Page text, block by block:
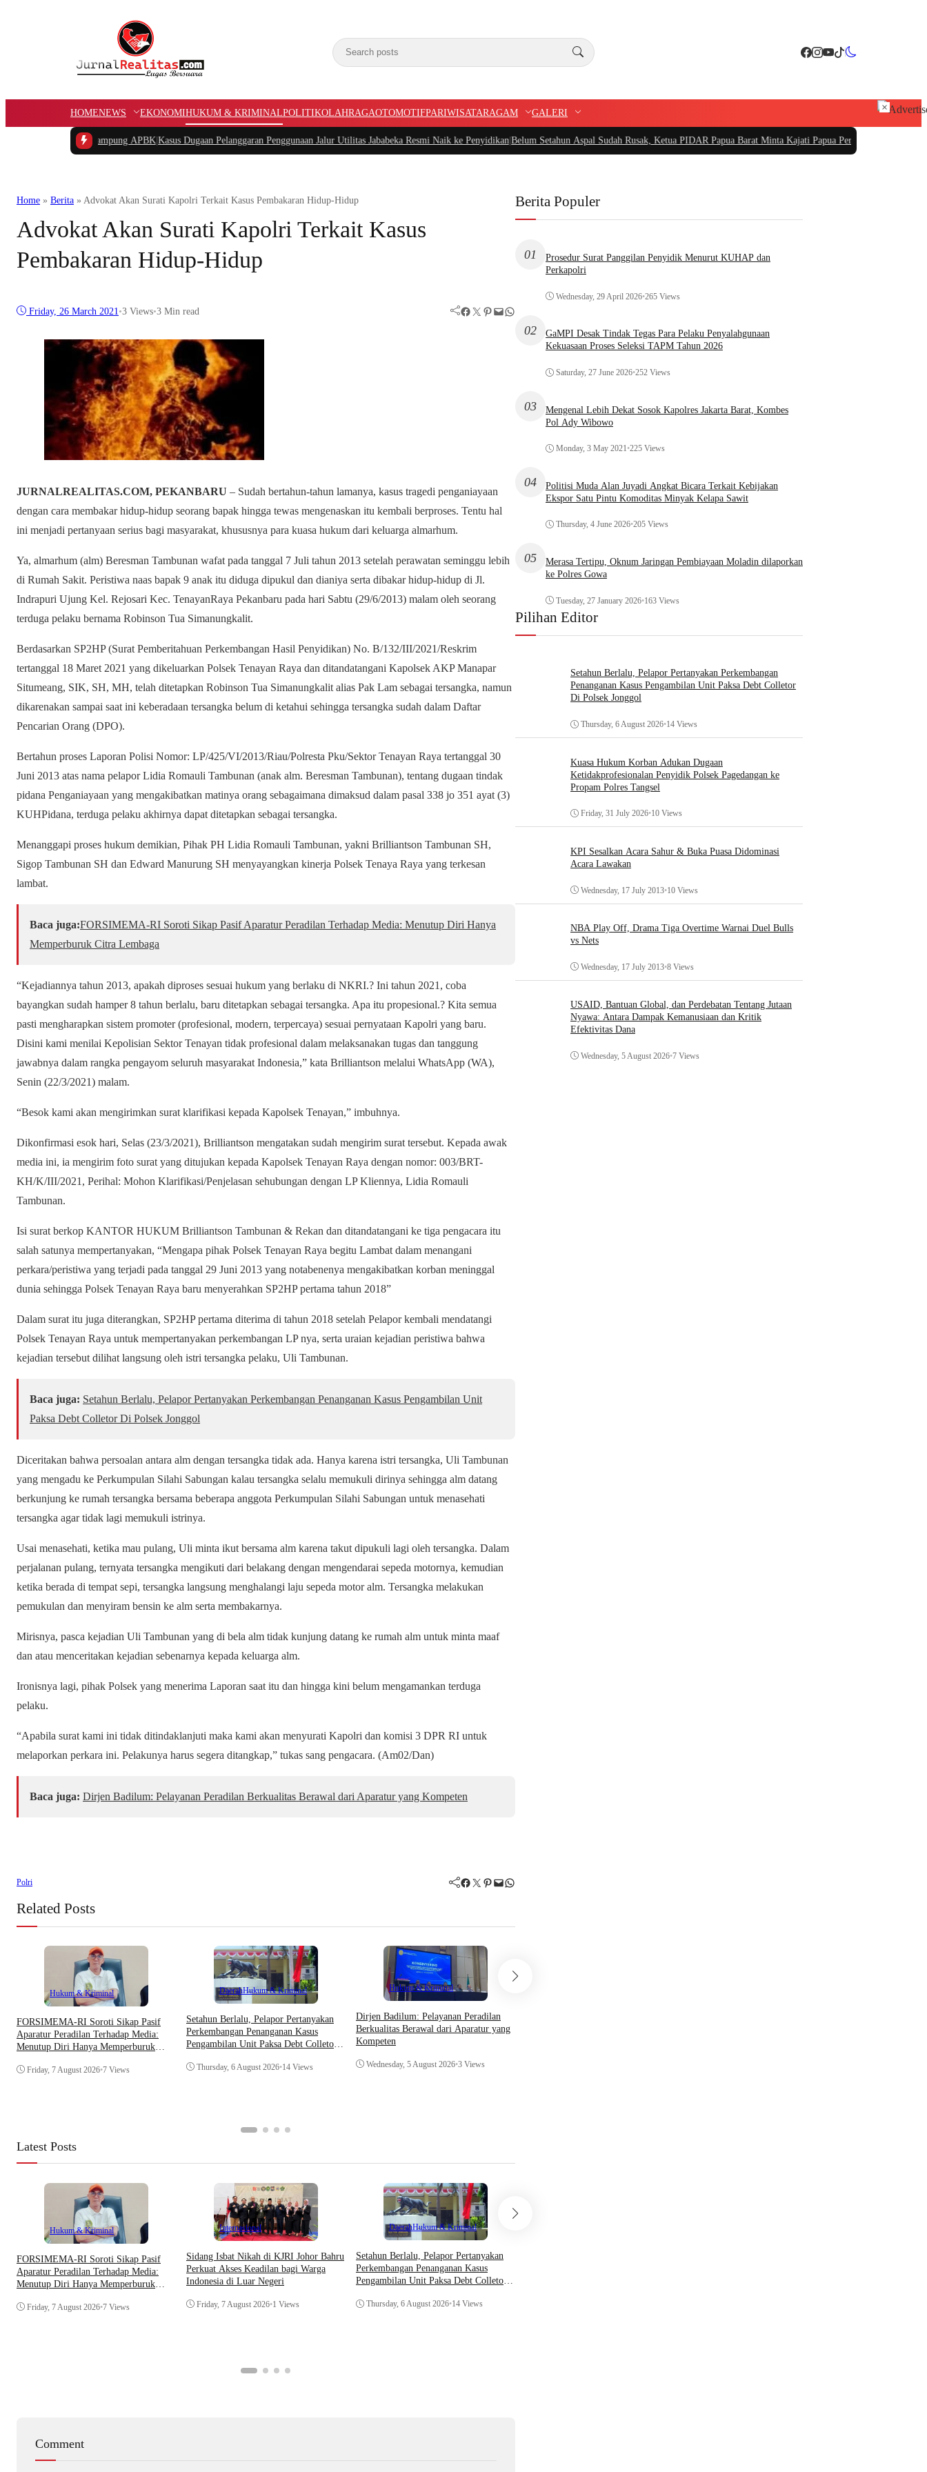
HOMENEWS EKONOMIHUKUM & KRIMINALPOLITIKOLAHRAGAOTOMOTIFPARIWISATARAGAM GALERI
Dana Kampung APBK |Kasus Dugaan Pelanggaran Penggunaan Jalur Utilitas Jababeka Resmi Naik ke Penyidikan| Belum Setahun Aspal Sudah Rusak, Ketua PIDAR Papua Barat Minta Kajati Papua Periksa PT. Fajar Papua
Home » Berita » Advokat Akan Surati Kapolri Terkait Kasus Pembakaran Hidup-Hidup
Advokat Akan Surati Kapolri Terkait Kasus
Pembakaran Hidup-Hidup
Friday, 26 March 2021 •3 Views•3 Min read Facebook Twitter Pinterest Mail WhatsApp
JURNALREALITAS.COM, PEKANBARU – Sudah bertahun-tahun lamanya, kasus tragedi penganiayaan
dengan cara membakar hidup-hidup seorang bapak hingga tewas mengenaskan itu kembali berproses. Tentu hal
ini menjadi pertanyaan serius bagi masyarakat, khususnya para kuasa hukum dari keluarga almarhum.
Ya, almarhum (alm) Beresman Tambunan wafat pada tanggal 7 Juli tahun 2013 setelah perawatan seminggu lebih
di Rumah Sakit. Peristiwa naas bapak 9 anak itu diduga dipukul dan dianiya serta dibakar hidup-hidup di Jl.
Indrapuri Ujung Kel. Rejosari Kec. TenayanRaya Pekanbaru pada hari Sabtu (29/6/2013) malam oleh seorang
terduga pelaku bernama Robinson Tua Simanungkalit.
Berdasarkan SP2HP (Surat Pemberitahuan Perkembangan Hasil Penyidikan) No. B/132/III/2021/Reskrim
tertanggal 18 Maret 2021 yang dikeluarkan Polsek Tenayan Raya dan ditandatangani Kapolsek AKP Manapar
Situmeang, SIK, SH, MH, telah ditetapkan Robinson Tua Simanungkalit alias Pak Lam sebagai tersangka, namun
dikarenakan sampai saat ini keberadaan tersangka belum di ketahui sehingga tersangka sudah dalam Daftar
Pencarian Orang (DPO).
Bertahun proses Laporan Polisi Nomor: LP/425/VI/2013/Riau/Polresta Pku/Sektor Tenayan Raya tertanggal 30
Juni 2013 atas nama pelapor Lidia Romauli Tambunan (anak alm. Beresman Tambunan), tentang dugaan tindak
pidana Penganiayaan yang mengakibatkan matinya orang sebagaimana dimaksud dalam pasal 338 jo 351 ayat (3)
KUHPidana, terduga pelaku akhirnya dapat ditetapkan sebagai tersangka.
Menanggapi proses hukum demikian, Pihak PH Lidia Romauli Tambunan, yakni Brilliantson Tambunan SH,
Sigop Tambunan SH dan Edward Manurung SH menyayangkan kinerja Polsek Tenaya Raya yang terkesan
lambat.
Baca juga:​FORSIMEMA-RI Soroti Sikap Pasif Aparatur Peradilan Terhadap Media: Menutup Diri Hanya
Memperburuk Citra Lembaga
“Kejadiannya tahun 2013, apakah diproses sesuai hukum yang berlaku di NKRI.? Ini tahun 2021, coba
bayangkan sudah hamper 8 tahun berlalu, baru ditetapkan sebagai tersangka. Apa itu propesional.? Kita semua
pasti mengharapkan sistem promoter (profesional, modern, terpercaya) sesuai pernyataan Kapolri yang baru.
Disini kami menilai Kepolisian Sektor Tenayan tidak profesional dalam melaksanakan tugas dan tanggung
jawabnya dalam rangka pengayom seluruh masyarakat Indonesia,” kata Brilliantson melalui WhatsApp (WA),
Senin (22/3/2021) malam.
“Besok kami akan mengirimkan surat klarifikasi kepada Kapolsek Tenayan,” imbuhnya.
Dikonfirmasi esok hari, Selas (23/3/2021), Brilliantson mengatakan sudah mengirim surat tersebut. Kepada awak
media ini, ia mengirim foto surat yang ditujukan kepada Kapolsek Tenayan Raya dengan nomor: 003/BRT-
KH/K/III/2021, Perihal: Mohon Klarifikasi/Penjelasan sehubungan dengan LP Kliennya, Lidia Romauli
Tambunan.
Isi surat berkop KANTOR HUKUM Brilliantson Tambunan & Rekan dan ditandatangani ke tiga pengacara itu
salah satunya mempertanyakan, “Mengapa pihak Polsek Tenayan Raya begitu Lambat dalam menangani
perkara/peristiwa yang terjadi pada tanggal 29 Juni 2013 yang notabenenya mengakibatkan korban meninggal
dunia sehingga Polsek Tenayan Raya baru menyerahkan SP2HP pertama tahun 2018”
Dalam surat itu juga diterangkan, SP2HP pertama diterima di tahun 2018 setelah Pelapor kembali mendatangi
Polsek Tenayan Raya untuk mempertanyakan perkembangan LP nya, serta uraian kejadian peristiwa bahwa
kejadian tersebut dilihat langsung oleh istri tersangka pelaku, Uli Tambunan.
Baca juga: Setahun Berlalu, Pelapor Pertanyakan Perkembangan Penanganan Kasus Pengambilan Unit
Paksa Debt Colletor Di Polsek Jonggol
Diceritakan bahwa persoalan antara alm dengan tersangka tidak ada. Hanya karena istri tersangka, Uli Tambunan
yang mengadu ke Perkumpulan Silahi Sabungan kalau tersangka selalu memukuli dirinya sehingga alm datang
berkunjung ke rumah tersangka bersama beberapa anggota Perkumpulan Silahi Sabungan untuk menasehati
tersangka agar tidak lagi memukuli istrinya.
Usai menasehati, ketika mau pulang, Uli minta ikut bersama alm karena takut dipukuli lagi oleh tersangka. Dalam
perjalanan pulang, ternyata tersangka mengikuti dari belakang dengan mengendarai sepeda motornya, kemudian
ketika berada di tempat sepi, tersangka langsung menghalangi laju sepeda motor alm. Tersangka melakukan
pemukulan dan menyiram bensin ke alm serta membakarnya.
Mirisnya, pasca kejadian Uli Tambunan yang di bela alm tidak kunjung datang ke rumah alm untuk minta maaf
dan atau menceritakan kejadian sebenarnya kepada keluarga alm.
Ironisnya lagi, pihak Polsek yang menerima Laporan saat itu dan hingga kini belum mengamankan terduga
pelaku.
“Apabila surat kami ini tidak ditindaklanjuti maka kami akan menyurati Kapolri dan komisi 3 DPR RI untuk
melaporkan perkara ini. Pelakunya harus segera ditangkap,” tukas sang pengacara. (Am02/Dan)
Baca juga: Dirjen Badilum: Pelayanan Peradilan Berkualitas Berawal dari Aparatur yang Kompeten
Polri Facebook Twitter Pinterest Mail WhatsApp
Related Posts
Hukum & Kriminal
​FORSIMEMA-RI Soroti Sikap Pasif
Aparatur Peradilan Terhadap Media:
Menutup Diri Hanya Memperburuk
Friday, 7 August 2026•7 Views
DaerahHukum & Kriminal
Setahun Berlalu, Pelapor Pertanyakan
Perkembangan Penanganan Kasus
Pengambilan Unit Paksa Debt Colletor
Thursday, 6 August 2026•14 Views
Hukum & Kriminal
Dirjen Badilum: Pelayanan Peradilan
Berkualitas Berawal dari Aparatur yang
Kompeten
Wednesday, 5 August 2026•3 Views
Latest Posts
Hukum & Kriminal
​FORSIMEMA-RI Soroti Sikap Pasif
Aparatur Peradilan Terhadap Media:
Menutup Diri Hanya Memperburuk
Friday, 7 August 2026•7 Views
Internasional
Sidang Isbat Nikah di KJRI Johor Bahru
Perkuat Akses Keadilan bagi Warga
Indonesia di Luar Negeri
Friday, 7 August 2026•1 Views
DaerahHukum & Kriminal
Setahun Berlalu, Pelapor Pertanyakan
Perkembangan Penanganan Kasus
Pengambilan Unit Paksa Debt Colletor
Thursday, 6 August 2026•14 Views
Comment
Berita Populer
01
Prosedur Surat Panggilan Penyidik Menurut KUHAP dan
Perkapolri
Wednesday, 29 April 2026•265 Views
02
GaMPI Desak Tindak Tegas Para Pelaku Penyalahgunaan
Kekuasaan Proses Seleksi TAPM Tahun 2026
Saturday, 27 June 2026•252 Views
03
Mengenal Lebih Dekat Sosok Kapolres Jakarta Barat, Kombes
Pol Ady Wibowo
Monday, 3 May 2021•225 Views
04
Politisi Muda Alan Juyadi Angkat Bicara Terkait Kebijakan
Ekspor Satu Pintu Komoditas Minyak Kelapa Sawit
Thursday, 4 June 2026•205 Views
05
Merasa Tertipu, Oknum Jaringan Pembiayaan Moladin dilaporkan
ke Polres Gowa
Tuesday, 27 January 2026•163 Views
Pilihan Editor
Setahun Berlalu, Pelapor Pertanyakan Perkembangan
Penanganan Kasus Pengambilan Unit Paksa Debt Colletor
Di Polsek Jonggol
Thursday, 6 August 2026•14 Views
Kuasa Hukum Korban Adukan Dugaan
Ketidakprofesionalan Penyidik Polsek Pagedangan ke
Propam Polres Tangsel
Friday, 31 July 2026•10 Views
KPI Sesalkan Acara Sahur & Buka Puasa Didominasi
Acara Lawakan
Wednesday, 17 July 2013•10 Views
NBA Play Off, Drama Tiga Overtime Warnai Duel Bulls
vs Nets
Wednesday, 17 July 2013•8 Views
USAID, Bantuan Global, dan Perdebatan Tentang Jutaan
Nyawa: Antara Dampak Kemanusiaan dan Kritik
Efektivitas Dana
Wednesday, 5 August 2026•7 Views
×